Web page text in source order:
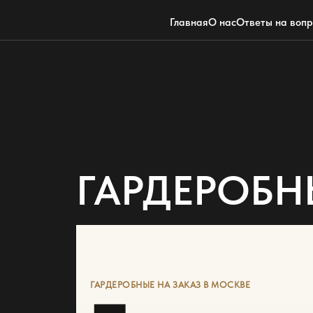
ГлавнаяО насОтветы на
ГАРДЕРОБНЫЕ НА ЗАКАЗ В МОСКВЕ